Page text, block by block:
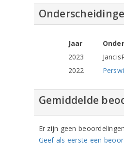
Jaar
2023
2022
Gemiddelde
Er zijn geen
Geef als eerste een